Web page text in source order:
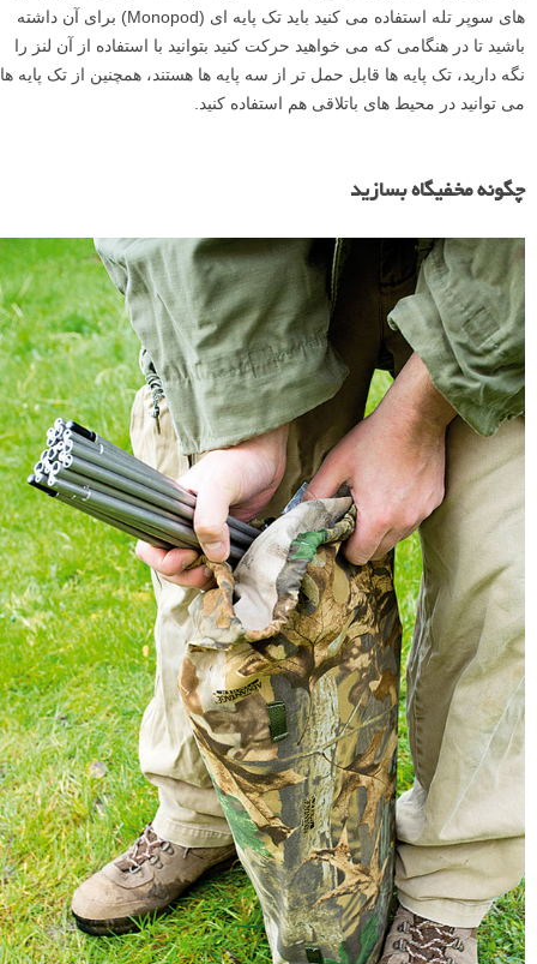
های سوپر تله استفاده می کنید باید تک پایه ای (Monopod) برای آن داشته
باشید تا در هنگامی که می خواهید حرکت کنید بتوانید با استفاده از آن لنز را
نگه دارید، تک پایه ها قابل حمل تر از سه پایه ها هستند، همچنین از تک پایه ها
می توانید در محیط های باتلاقی هم استفاده کنید.
چگونه مخفیگاه بسازید